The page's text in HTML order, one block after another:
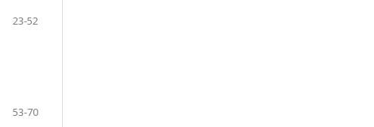
23-52
53-70